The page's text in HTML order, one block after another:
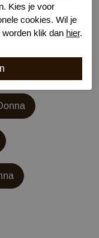
Kies je voor
cookies. Wil je
klik dan hier.